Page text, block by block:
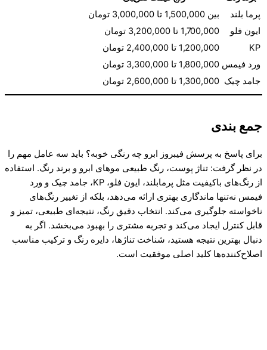
پرما بلند
بین 1,500,000 تا 3,000,000 تومان
ایون فلو
1,700,000 تا 3,200,000 تومان
KP
1,200,000 تا 2,400,000 تومان
ورد فیمس 1,800,000 تا 3,300,000 تومان
جامد چیک
1,300,000 تا 2,600,000 تومان
جمع بندی
برای پاسخ به پرسش فیبروز ابرو چه رنگی خوبه؟ باید سه عامل مهم را
در نظر گرفت: تناژ پوست، رنگ طبیعی موهای ابرو و برند رنگ. استفاده
از رنگ‌های باکیفیت مثل پرمابلند، ایون فلو، KP، جامد چیک و ورد
فیمس نه‌تنها ماندگاری بهتری ارائه می‌دهد، بلکه از تغییر رنگ‌های
ناخواسته جلوگیری می‌کند. انتخاب دقیق رنگ، نتیجه‌ای طبیعی، تمیز و
قابل کنترل ایجاد می‌کند و تجربه مشتری را بهبود می‌بخشد. اگر به
دنبال بهترین نتیجه هستید، شناخت تناژها، دایره رنگ و ترکیب مناسب
اصلاح‌کننده‌ها کلید اصلی موفقیت است.